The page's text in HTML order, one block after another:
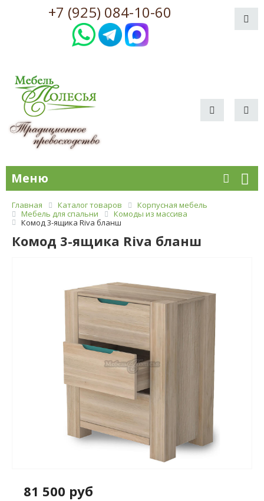
+7 (925) 084-10-60
Меню
Главная Каталог товаров
Корпусная мебель
Мебель для спальни
Комоды из массива
Комод 3-ящика Riva бланш
Комод 3-ящика Riva бланш
81 500 руб